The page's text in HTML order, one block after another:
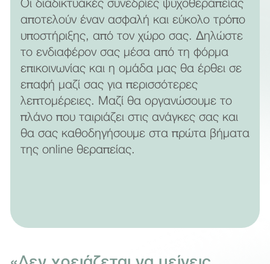
Οι διαδικτυακές συνεδρίες ψυχοθεραπείας
αποτελούν έναν ασφαλή και εύκολο τρόπο
υποστήριξης, από τον χώρο σας. Δηλώστε
το ενδιαφέρον σας μέσα από τη φόρμα
επικοινωνίας και η ομάδα μας θα έρθει σε
επαφή μαζί σας για περισσότερες
λεπτομέρειες. Μαζί θα οργανώσουμε το
πλάνο που ταιριάζει στις ανάγκες σας και
θα σας καθοδηγήσουμε στα πρώτα βήματα
της online θεραπείας.